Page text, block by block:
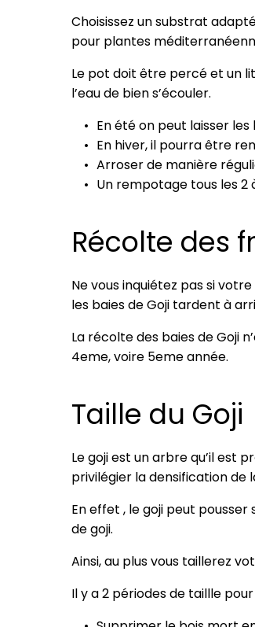
Choisissez un substrat
pour plantes
Le pot doit être percé et un
l’eau de bien s’écouler.
En été on peut laisser
En hiver, il pourra être
Arroser de manière
Un rempotage tous les
Récolte des
Ne vous inquiétez pas si
les baies de Goji tardent à
La récolte des baies de Goji
4eme, voire 5eme année.
Taille du Goji
Le goji est un arbre qu’il est
privilégier la densification de
En effet , le goji peut
de goji.
Ainsi, au plus vous taillerez
Il y a 2 périodes de taillle